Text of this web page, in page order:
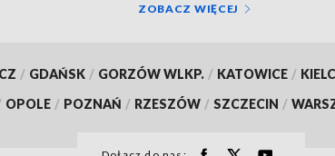
ZOBACZ WIĘCEJ
/ GDAŃSK / GORZÓW WLKP. / KATOWICE /
OPOLE / POZNAŃ / RZESZÓW / SZCZECIN /